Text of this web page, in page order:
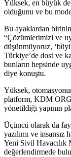
Yüksek, en büyük
olduğunu ve bu
Bu ayaklardan
“Çözümlerimizi ve
düşünmüyoruz,
Türkiye’de dost ve
bunların hepsinde
diye konuştu.
Yüksek,
platform, KDM
yönetildiği yapının
Üçüncü olarak da
yazılımı ve
Yeni Sivil Havacılık
değerlendirmede